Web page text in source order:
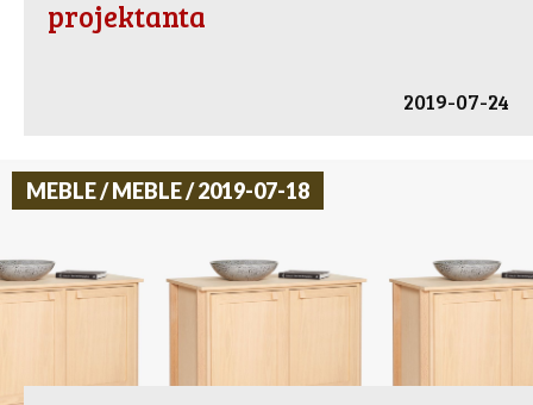
projektanta
2019-07-24
MEBLE / MEBLE / 2019-07-18